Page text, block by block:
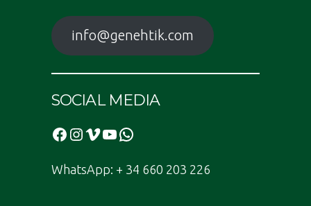
info@genehtik.com
SOCIAL MEDIA
Facebook
Instagram
Vimeo
YouTube
WhatsApp
WhatsApp: + 34 660 203 226